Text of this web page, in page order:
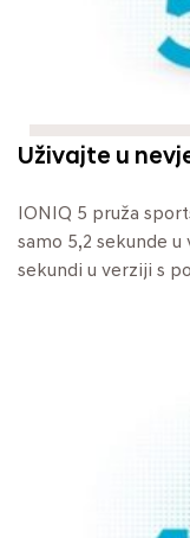
Uživajte u
IONIQ 5 pruža
samo 5,2 sekunde
sekundi u verziji s